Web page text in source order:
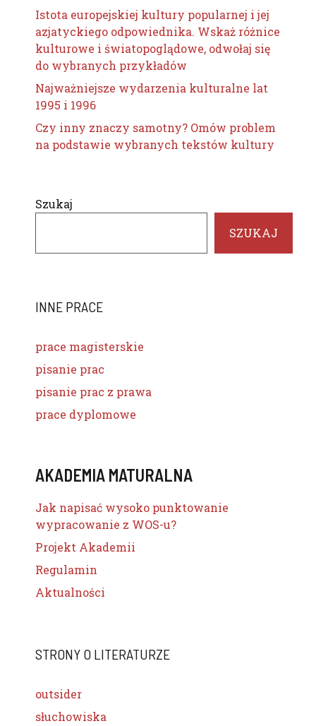
Istota europejskiej kultury popularnej i jej
azjatyckiego odpowiednika. Wskaż różnice
kulturowe i światopoglądowe, odwołaj się
do wybranych przykładów
Najważniejsze wydarzenia kulturalne lat
1995 i 1996
Czy inny znaczy samotny? Omów problem
na podstawie wybranych tekstów kultury
Szukaj
SZUKAJ
INNE PRACE
prace magisterskie
pisanie prac
pisanie prac z prawa
prace dyplomowe
AKADEMIA MATURALNA
Jak napisać wysoko punktowanie
wypracowanie z WOS-u?
Projekt Akademii
Regulamin
Aktualności
STRONY O LITERATURZE
outsider
słuchowiska